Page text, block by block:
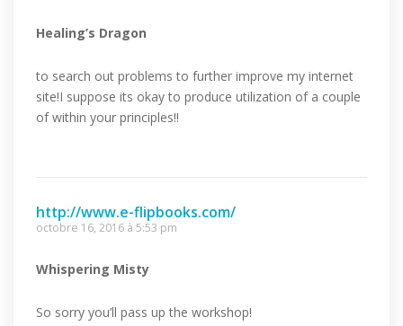
Healing’s Dragon
to search out problems to further improve my internet
site!I suppose its okay to produce utilization of a couple
of within your principles!!
http://www.e-flipbooks.com/
octobre 16, 2016 à 5:53 pm
Whispering Misty
So sorry you’ll pass up the workshop!